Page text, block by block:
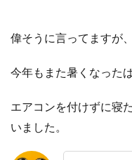
偉そうに言ってますが、
今年もまた暑くなった
エアコンを付けずに寝
いました。